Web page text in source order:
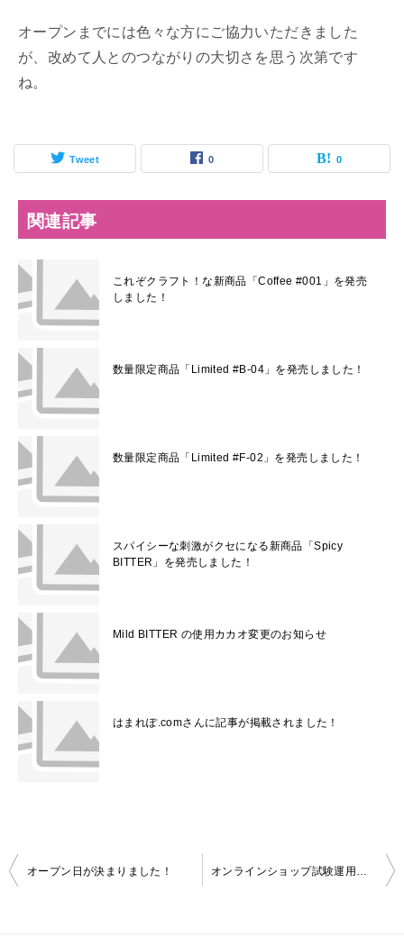
オープンまでには色々な方にご協力いただきました
が、改めて人とのつながりの大切さを思う次第です
ね。
Tweet 0 0
関連記事
これぞクラフト！な新商品「Coffee #001」を発売
しました！
数量限定商品「Limited #B-04」を発売しました！
数量限定商品「Limited #F-02」を発売しました！
スパイシーな刺激がクセになる新商品「Spicy
BITTER」を発売しました！
Mild BITTER の使用カカオ変更のお知らせ
はまれぽ.comさんに記事が掲載されました！
投
稿
オープン日が決まりました！ オンラインショップ試験運用開始のお知らせ